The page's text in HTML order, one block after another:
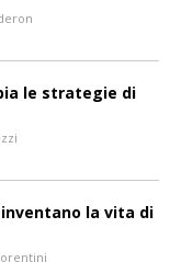
le strategie di
la vita di